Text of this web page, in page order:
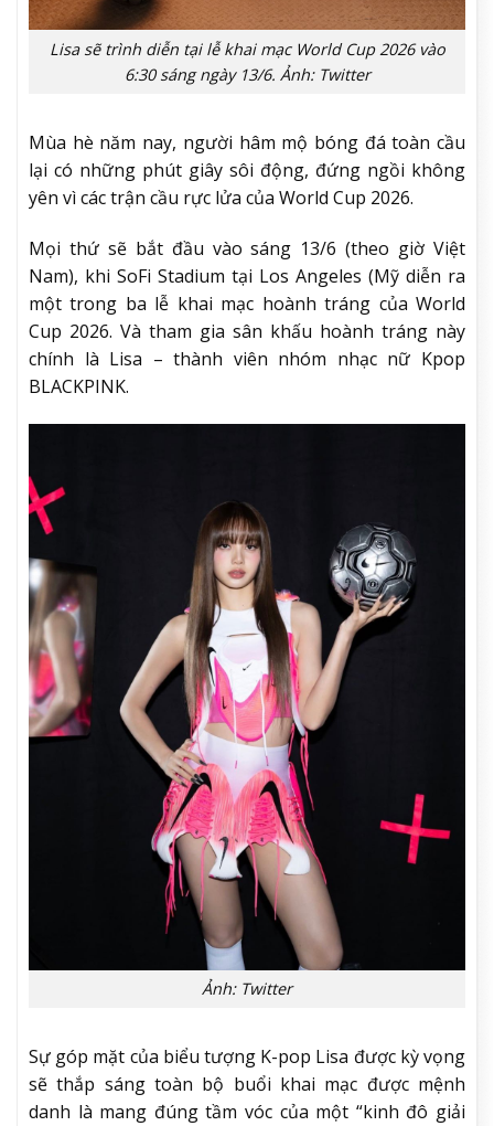
Lisa sẽ trình diễn tại lễ khai mạc World Cup 2026 vào
6:30 sáng ngày 13/6. Ảnh: Twitter
Mùa hè năm nay, người hâm mộ bóng đá toàn cầu
lại có những phút giây sôi động, đứng ngồi không
yên vì các trận cầu rực lửa của World Cup 2026.
Mọi thứ sẽ bắt đầu vào sáng 13/6 (theo giờ Việt
Nam), khi SoFi Stadium tại Los Angeles (Mỹ diễn ra
một trong ba lễ khai mạc hoành tráng của World
Cup 2026. Và tham gia sân khấu hoành tráng này
chính là Lisa – thành viên nhóm nhạc nữ Kpop
BLACKPINK.
Ảnh: Twitter
Sự góp mặt của biểu tượng K-pop Lisa được kỳ vọng
sẽ thắp sáng toàn bộ buổi khai mạc được mệnh
danh là mang đúng tầm vóc của một “kinh đô giải